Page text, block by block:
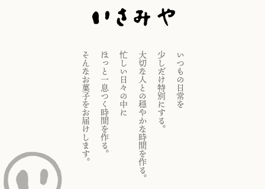
いつもの日常を
少しだけ特別にする。
大切な人との穏やかな時間を作る。
忙しい日々の中に
ほっと一息つく時間を作る。
そんなお菓子をお届けします。